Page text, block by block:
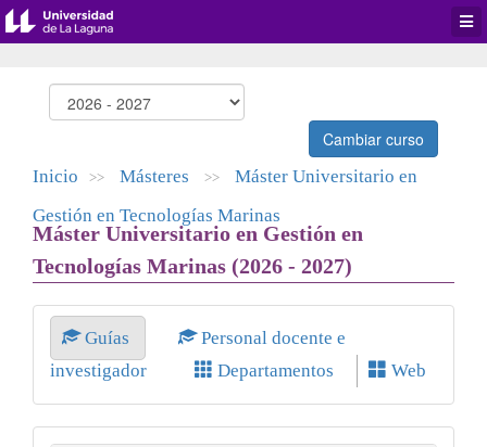
Cambiar curso
Inicio >> Másteres >>
Máster Universitario en
Gestión en Tecnologías Marinas
Máster Universitario en Gestión en
Tecnologías Marinas (2026 - 2027)
Guías
Personal docente e
investigador
Departamentos Web